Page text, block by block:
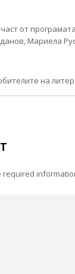
от
Мариела
на